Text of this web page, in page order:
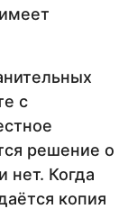
с
решение о
нет. Когда
копия